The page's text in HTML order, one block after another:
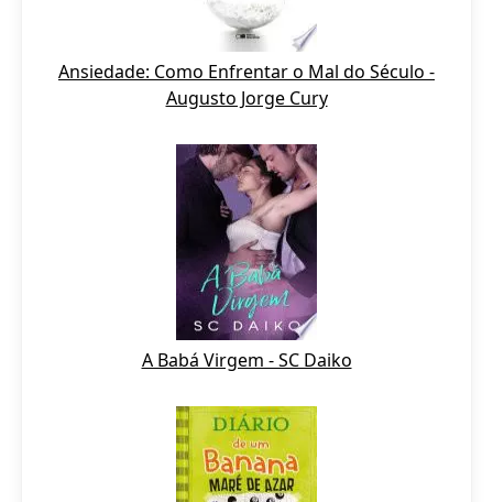
Ansiedade: Como Enfrentar o Mal do Século -
Augusto Jorge Cury
A Babá Virgem - SC Daiko